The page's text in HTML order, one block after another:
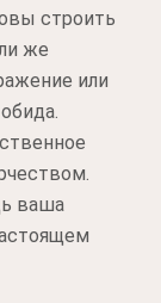
строить
же
или
ваша